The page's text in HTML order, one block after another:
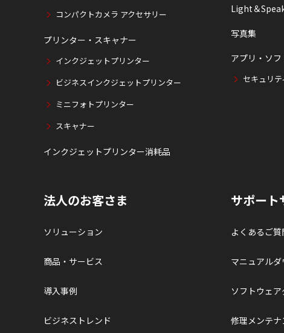
コンパクトカメラ アクセサリー
プリンター・スキャナー
インクジェットプリンター
ビジネスインクジェットプリンター
ミニフォトプリンター
スキャナー
インクジェットプリンター消耗品
Light＆
写真集
アプリ・ソ
セキュリテ
法人のお客さま
ソリューション
商品・サービス
導入事例
ビジネストレンド
サポート
よくあるご質
マニュアル
ソフトウェ
修理メンテナ